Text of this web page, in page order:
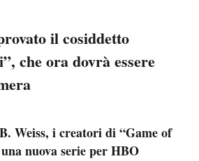
il cosiddetto
che ora dovrà essere
Weiss, i creatori di “Game of
nuova serie per HBO